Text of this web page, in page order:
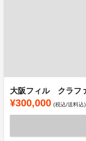
大阪フィル クラフ
¥300,000 (税込/送料込)